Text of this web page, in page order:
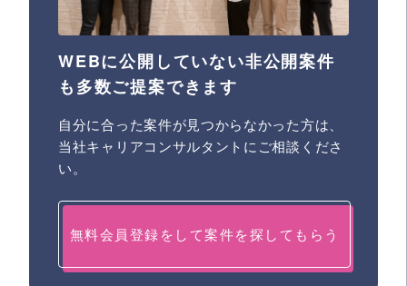
WEBに公開していない非公開案件
も多数ご提案できます
自分に合った案件が見つからなかった方は、
当社キャリアコンサルタントにご相談くださ
い。
無料会員登録をして案件を探してもらう